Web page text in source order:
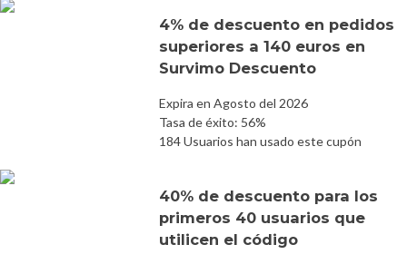
4% de descuento en pedidos
superiores a 140 euros en
Survimo Descuento
Expira en Agosto del 2026
Tasa de éxito: 56%
184 Usuarios han usado este cupón
40% de descuento para los
primeros 40 usuarios que
utilicen el código